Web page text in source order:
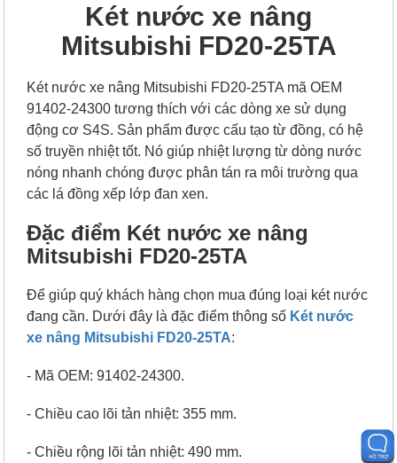
Két nước xe nâng
Mitsubishi FD20-25TA
Két nước xe nâng Mitsubishi FD20-25TA mã OEM
91402-24300 tương thích với các dòng xe sử dụng
động cơ S4S. Sản phẩm được cấu tạo từ đồng, có hệ
số truyền nhiệt tốt. Nó giúp nhiệt lượng từ dòng nước
nóng nhanh chóng được phân tán ra môi trường qua
các lá đồng xếp lớp đan xen.
Đặc điểm Két nước xe nâng
Mitsubishi FD20-25TA
Để giúp quý khách hàng chọn mua đúng loại két nước
đang cần. Dưới đây là đặc điểm thông số Két nước
xe nâng Mitsubishi FD20-25TA:
- Mã OEM: 91402-24300.
- Chiều cao lõi tản nhiệt: 355 mm.
- Chiều rộng lõi tản nhiệt: 490 mm.